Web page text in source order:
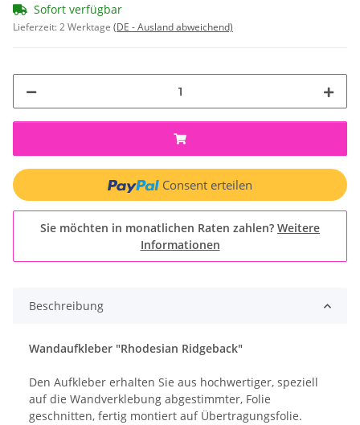
Sofort verfügbar
Lieferzeit:2 Werktage (DE - Ausland abweichend)
Consent erteilen
Sie möchten in monatlichen Raten zahlen? Weitere
Informationen
Beschreibung
Wandaufkleber "Rhodesian Ridgeback"
Den Aufkleber erhalten Sie aus hochwertiger, speziell
auf die Wandverklebung abgestimmter, Folie
geschnitten, fertig montiert auf Übertragungsfolie.